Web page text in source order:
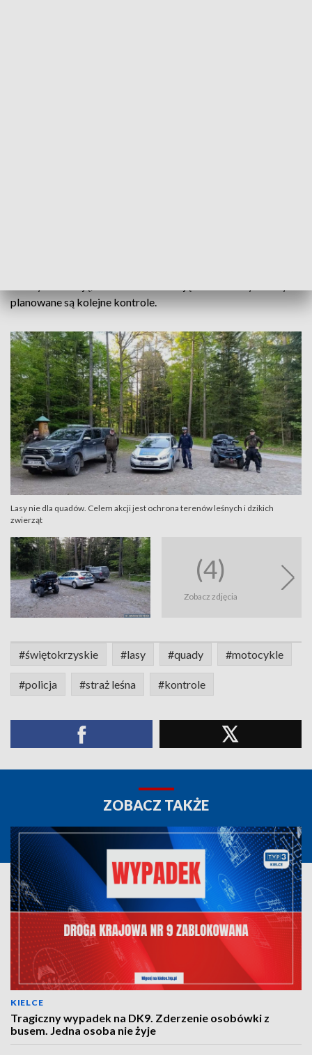
planowane są kolejne kontrole.
Lasy nie dla quadów. Celem akcji jest ochrona terenów leśnych i dzikich
zwierząt
(4)
Zobacz zdjęcia
#świętokrzyskie #lasy #quady #motocykle
#policja #straż leśna #kontrole
ZOBACZ TAKŻE
KIELCE
Tragiczny wypadek na DK9. Zderzenie osobówki z
busem. Jedna osoba nie żyje